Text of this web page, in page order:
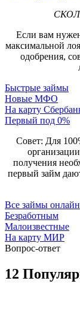
Если вам
максимальной
одобрения,
Быстрые займы
Новые МФО
На карту
Первый под 0%
Совет: Для
получения
первый займ
Все займы онлайн
Безработным
Малоизвестные
На карту МИР
Вопрос-ответ
12